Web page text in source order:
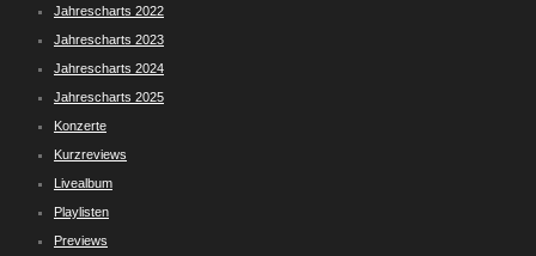
Jahrescharts 2022
Jahrescharts 2023
Jahrescharts 2024
Jahrescharts 2025
Konzerte
Kurzreviews
Livealbum
Playlisten
Previews